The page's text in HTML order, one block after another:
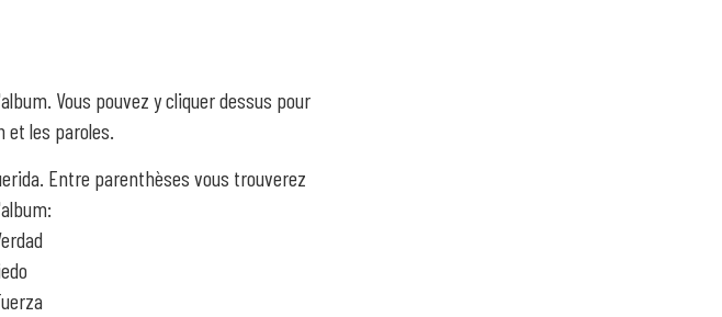
Vous pouvez y cliquer dessus pour
et les paroles.
Entre parenthèses vous trouverez